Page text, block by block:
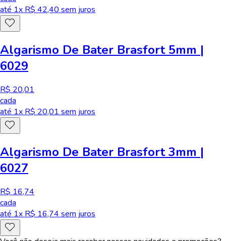
até 1x R$ 42,40 sem juros
Algarismo De Bater Brasfort 5mm |
6029
R$ 20,01
cada
até 1x R$ 20,01 sem juros
Algarismo De Bater Brasfort 3mm |
6027
R$ 16,74
cada
até 1x R$ 16,74 sem juros